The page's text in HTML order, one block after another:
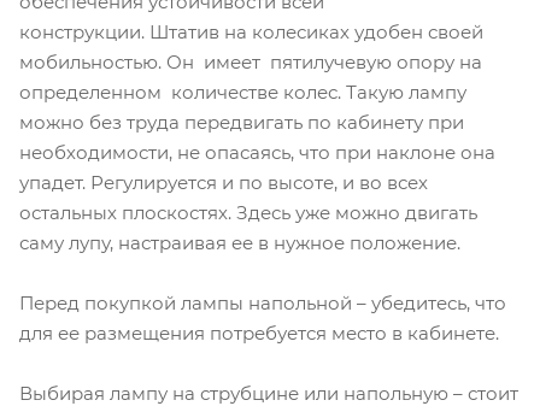
конструкции. Штатив на колесиках удобен своей
мобильностью. Он имеет пятилучевую опору на
определенном количестве колес. Такую лампу
можно без труда передвигать по кабинету при
необходимости, не опасаясь, что при наклоне она
упадет. Регулируется и по высоте, и во всех
остальных плоскостях. Здесь уже можно двигать
саму лупу, настраивая ее в нужное положение.
Перед покупкой лампы напольной – убедитесь, что
для ее размещения потребуется место в кабинете.
Выбирая лампу на струбцине или напольную – стоит